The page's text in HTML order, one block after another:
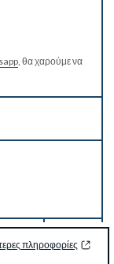
πληροφορίες
, θα χαρούμε να